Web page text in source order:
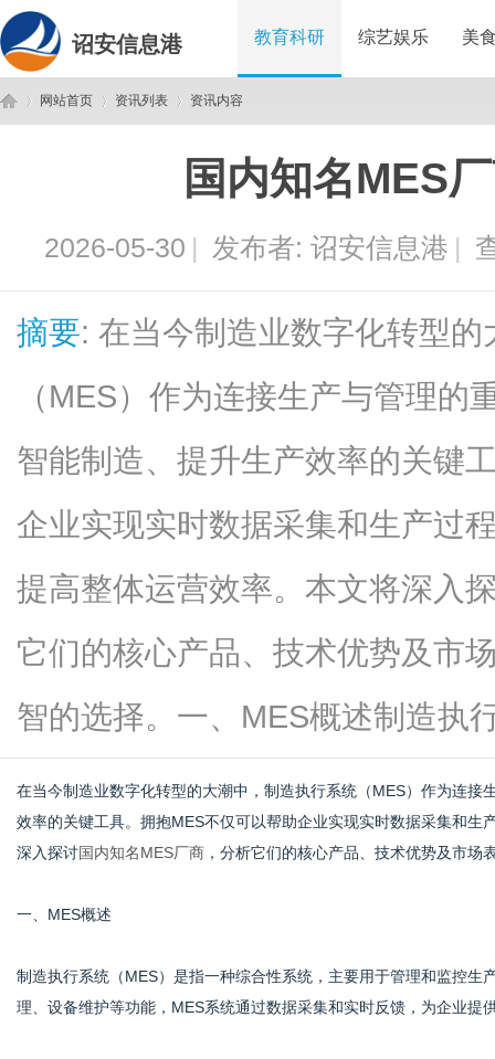
诏安信息港 教育科研 综艺娱乐 美
网站首页 资讯列表 资讯内容
国内知名MES
2026-05-30 | 发布者: 诏安信息港 |
摘要: 在当今制造业数字化转型
（MES）作为连接生产与管理
智能制造、提升生产效率的关键
企业实现实时数据采集和生产过
提高整体运营效率。本文将深入
它们的核心产品、技术优势及市
智的选择。一、MES概述制造执
在当今制造业数字化转型的大潮中，制造执行系统（MES）作为连
效率的关键工具。拥抱MES不仅可以帮助企业实现实时数据采集和
深入探讨国内知名MES厂商 ，分析它们的核心产品、技术优势及市
一、MES概述
制造执行系统（MES）是指一种综合性系统，主要用于管理和监控
理、设备维护等功能，MES系统通过数据采集和实时反馈，为企业